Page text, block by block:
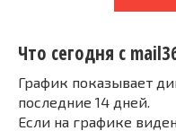
Что сегодня с
График показывает
последние 14 дней.
Если на графике